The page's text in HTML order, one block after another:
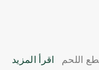
اللحم
اقرأ المزيد